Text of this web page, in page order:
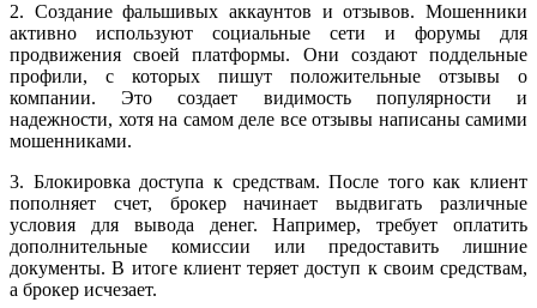
2. Создание фальшивых аккаунтов и отзывов. Мошенники
активно используют социальные сети и форумы для
продвижения своей платформы. Они создают поддельные
профили, с которых пишут положительные отзывы о
компании. Это создает видимость популярности и
надежности, хотя на самом деле все отзывы написаны самими
мошенниками.
3. Блокировка доступа к средствам. После того как клиент
пополняет счет, брокер начинает выдвигать различные
условия для вывода денег. Например, требует оплатить
дополнительные комиссии или предоставить лишние
документы. В итоге клиент теряет доступ к своим средствам,
а брокер исчезает.